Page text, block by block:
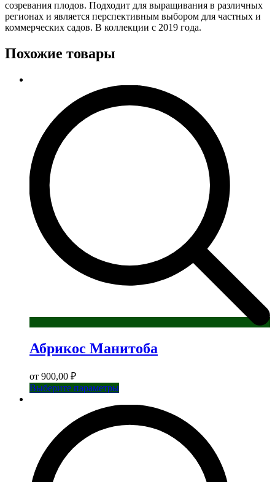
созревания плодов. Подходит для выращивания в различных
регионах и является перспективным выбором для частных и
коммерческих садов. В коллекции с 2019 года.
Похожие товары
Абрикос Манитоба
от 900,00 ₽
Выберите параметрыЭтот
вариаций.